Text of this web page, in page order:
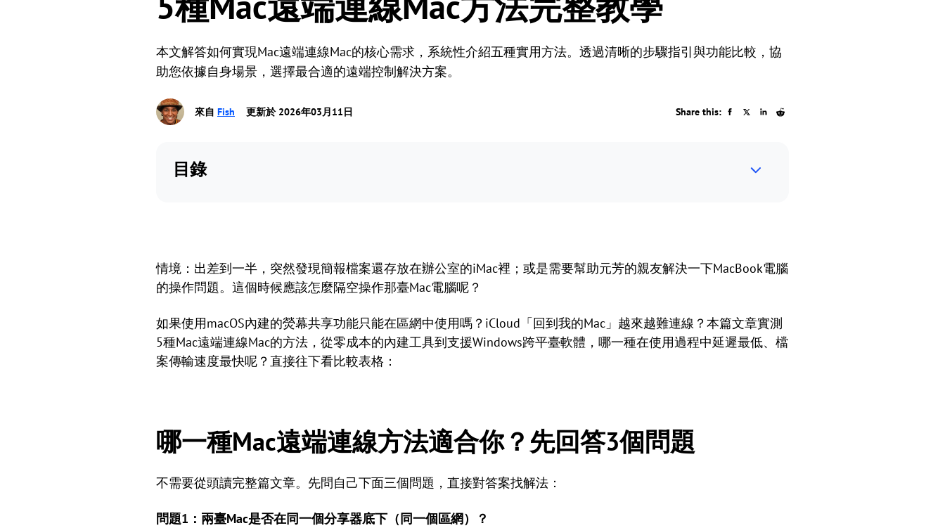
本文解答如何實現Mac遠端連線Mac的核心需求，系統性介紹五種實用方法。透過清晰的步驟指引與功能比較，協
助您依據自身場景，選擇最合適的遠端控制解決方案。
來自 Fish 更新於 2026年03月11日 Share this:
目錄
情境：出差到一半，突然發現簡報檔案還存放在辦公室的iMac裡；或是需要幫助元芳的親友解決一下MacBook電腦
的操作問題。這個時候應該怎麼隔空操作那臺Mac電腦呢？
如果使用macOS內建的熒幕共享功能只能在區網中使用嗎？iCloud「回到我的Mac」越來越難連線？本篇文章實測
5種Mac遠端連線Mac的方法，從零成本的內建工具到支援Windows跨平臺軟體，哪一種在使用過程中延遲最低、檔
案傳輸速度最快呢？直接往下看比較表格：
哪一種Mac遠端連線方法適合你？先回答3個問題
不需要從頭讀完整篇文章。先問自己下面三個問題，直接對答案找解法：
問題1：兩臺Mac是否在同一個分享器底下（同一個區網）？